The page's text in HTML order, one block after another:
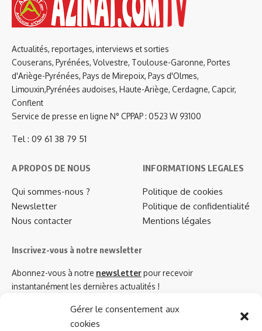
Gérer le consentement aux
cookies
Actualités, reportages, interviews et sorties
Couserans, Pyrénées, Volvestre, Toulouse-Garonne, Portes
d'Ariège-Pyrénées, Pays de Mirepoix, Pays d'Olmes,
Limouxin,Pyrénées audoises, Haute-Ariège, Cerdagne, Capcir,
Conflent
Service de presse en ligne N° CPPAP : 0523 W 93100
Tel : 09 61 38 79 51
A PROPOS DE NOUS
Qui sommes-nous ?
Newsletter
Nous contacter
INFORMATIONS LEGALES
Politique de cookies
Politique de confidentialité
Mentions légales
Inscrivez-vous à notre newsletter
Abonnez-vous à notre newsletterpour recevoir
instantanément les dernières actualités !
Azinat.com TV soutient